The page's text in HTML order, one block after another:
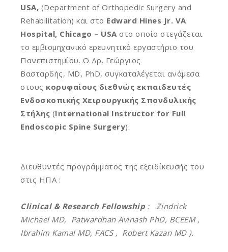
USA, (Department of Orthopedic Surgery and
Rehabilitation) και στο Edward Hines Jr. VA
Hospital, Chicago – USA στο οποίο στεγάζεται
το εμβιομηχανικό ερευνητικό εργαστήριο του
Πανεπιστημίου. Ο Δρ. Γεώργιος
Βασταρδής, MD, PhD, συγκαταλέγεται ανάμεσα
στους κορυφαίους διεθνώς εκπαιδευτές
Ενδοσκοπικής Χειρουργικής Σπονδυλικής
Στήλης (International Instructor for Full
Endoscopic Spine Surgery).
Διευθυντές προγράμματος της εξειδίκευσής του
στις ΗΠΑ :
Clinical & Research Fellowship:
Zindrick
Michael MD, Patwardhan Avinash PhD, BCEEM ,
Ibrahim Kamal MD, FACS , Robert Kazan MD ).